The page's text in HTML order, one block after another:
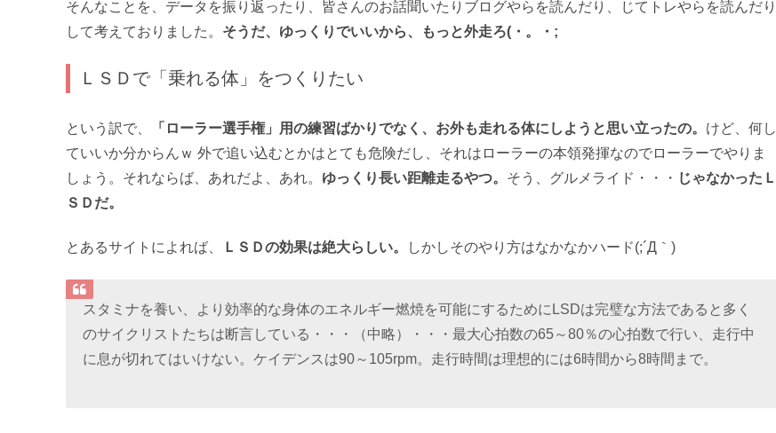
そんなことを、データを振り返ったり、皆さんのお話聞いたりブログやらを読んだり、じてトレやらを読んだり
して考えておりました。 そうだ、ゆっくりでいいから、もっと外走ろ(・。・;
ＬＳＤで「乗れる体」をつくりたい
という訳で、 「ローラー選手権」用の練習ばかりでなく、お外も走れる体にしようと思い立ったの。 けど、何し
ていいか分からんｗ 外で追い込むとかはとても危険だし、それはローラーの本領発揮なのでローラーでやりま
しょう。それならば、あれだよ、あれ。 ゆっくり長い距離走るやつ。 そう、グルメライド・・・ じゃなかったＬ
ＳＤだ。
とあるサイトによれば、 ＬＳＤの効果は絶大らしい。 しかしそのやり方はなかなかハード(;´Д｀)
スタミナを養い、より効率的な身体のエネルギー燃焼を可能にするためにLSDは完璧な方法であると多く
のサイクリストたちは断言している・・・（中略）・・・最大心拍数の65～80％の心拍数で行い、走行中
に息が切れてはいけない。ケイデンスは90～105rpm。走行時間は理想的には6時間から8時間まで。